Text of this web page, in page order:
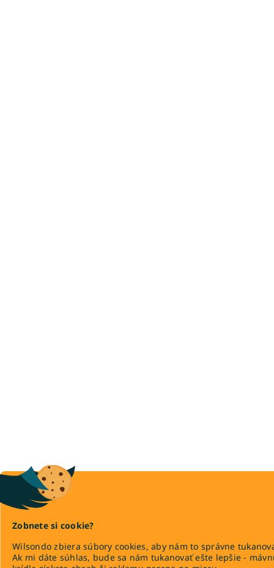
Zobnete si cookie?
Wilsondo zbiera súbory cookies, aby nám to správne
Ak mi dáte súhlas, bude sa nám tukanovať ešte lepšie -